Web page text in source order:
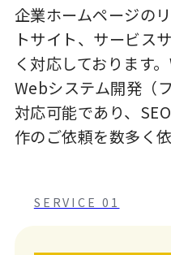
企業ホームページの
トサイト、サービス
く対応しております
Webシステム開発（
対応可能であり、
作のご依頼を数多く
SERVICE 01